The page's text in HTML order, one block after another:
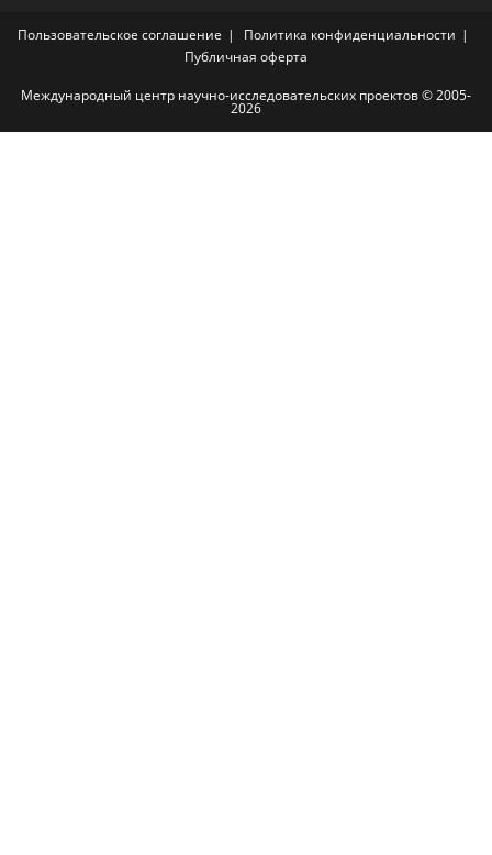
Пользовательское соглашение
Политика конфиденциальности
Публичная оферта
Международный центр научно-исследовательских проектов © 2005-
2026